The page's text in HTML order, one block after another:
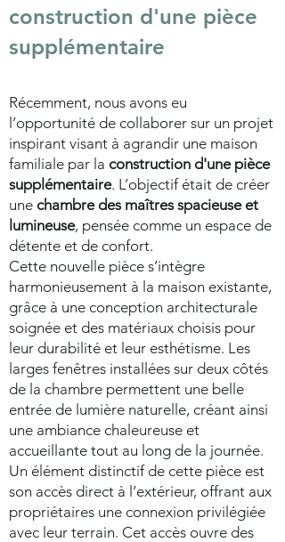
construction d'une pièce
supplémentaire
Récemment, nous avons eu
l’opportunité de collaborer sur un projet
inspirant visant à agrandir une maison
familiale par la construction d'une pièce
supplémentaire. L’objectif était de créer
une chambre des maîtres spacieuse et
lumineuse, pensée comme un espace de
détente et de confort.
Cette nouvelle pièce s’intègre
harmonieusement à la maison existante,
grâce à une conception architecturale
soignée et des matériaux choisis pour
leur durabilité et leur esthétisme. Les
larges fenêtres installées sur deux côtés
de la chambre permettent une belle
entrée de lumière naturelle, créant ainsi
une ambiance chaleureuse et
accueillante tout au long de la journée.
Un élément distinctif de cette pièce est
son accès direct à l’extérieur, offrant aux
propriétaires une connexion privilégiée
avec leur terrain. Cet accès ouvre des